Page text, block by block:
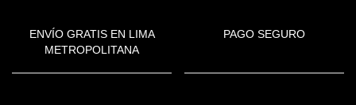
ENVÍO GRATIS EN LIMA
METROPOLITANA
PAGO SEGURO